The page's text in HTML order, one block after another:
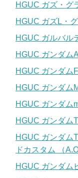
HGUC ガズ・グ
HGUC ガズL・
HGUC ガルバル
HGUC ガンダム
HGUC ガンダム
HGUC ガンダム
HGUC ガンダム
HGUC ガンダム
HGUC ガンダム
ドカスタム （
HGUC ガンダム